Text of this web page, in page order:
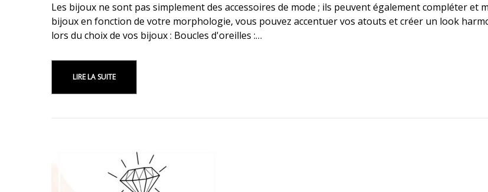
Les bijoux ne sont pas simplement des accessoires de mode ; ils peuvent également compléter
bijoux en fonction de votre morphologie, vous pouvez accentuer vos atouts et créer un look
lors du choix de vos bijoux : Boucles d'oreilles :…
LIRE LA SUITE